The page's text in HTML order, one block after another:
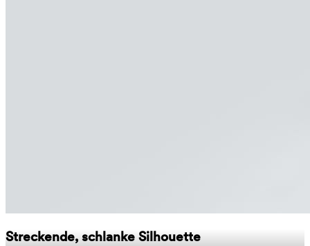
Streckende, schlanke Silhouette